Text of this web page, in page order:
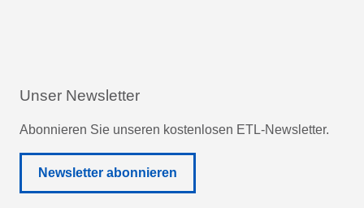
Unser Newsletter
Abonnieren Sie unseren kostenlosen ETL-Newsletter.
Newsletter abonnieren